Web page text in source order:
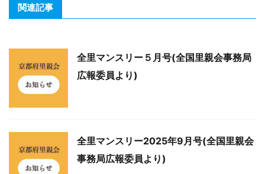
関連記事
全里マンスリー５月号(全国里親会事務局
広報委員より)
全里マンスリー2025年9月号(全国里親会
事務局広報委員より)